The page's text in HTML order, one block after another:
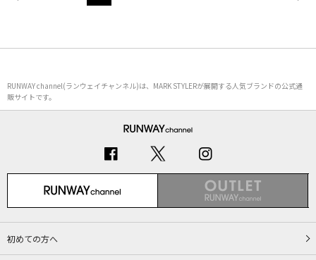
RUNWAY channel(ランウェイチャンネル)は、MARK STYLERが展開する人気ブランドの公式通
販サイトです。
初めての方へ